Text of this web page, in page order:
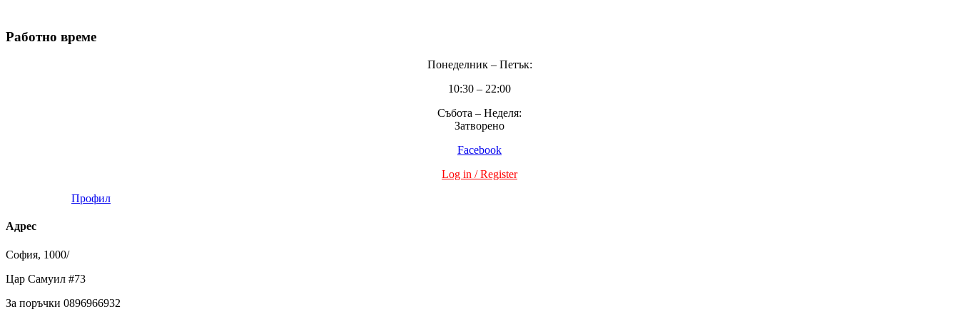
Работно време
Понеделник – Петък:
10:30 – 22:00
Събота – Неделя:
Затворено
Facebook
Log in / Register
Профил
Адрес
София, 1000/
Цар Самуил #73
За поръчки 0896966932